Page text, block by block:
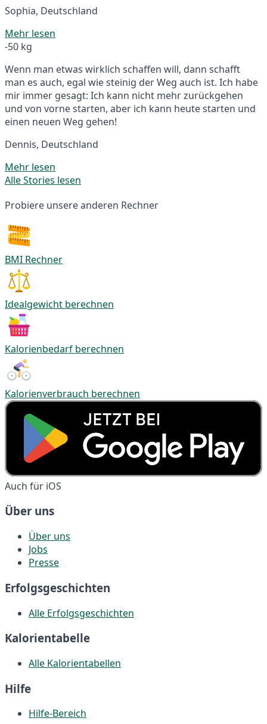
Sophia, Deutschland
Mehr lesen
-50 kg
Wenn man etwas wirklich schaffen will, dann schafft
man es auch, egal wie steinig der Weg auch ist. Ich habe
mir immer gesagt: Ich kann nicht mehr zurückgehen
und von vorne starten, aber ich kann heute starten und
einen neuen Weg gehen!
Dennis, Deutschland
Mehr lesen
Alle Stories lesen
Probiere unsere anderen Rechner
BMI Rechner
Idealgewicht berechnen
Kalorienbedarf berechnen
Kalorienverbrauch berechnen
Auch für iOS
Über uns
Über uns
Jobs
Presse
Erfolgsgeschichten
Alle Erfolgsgeschichten
Kalorientabelle
Alle Kalorientabellen
Hilfe
Hilfe-Bereich